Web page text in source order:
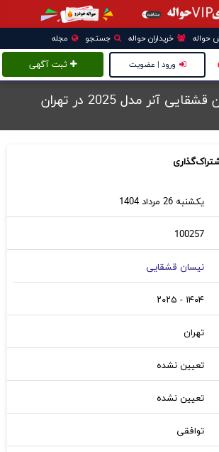
حواله خریداران حواله جستجو مجله
ثبت آگهی ورود | عضویت
آنر مدل 2025 در تهران
یکشنبه 26 مرداد 1404
100257
نیسان قشقایی
۱۴۰۴ - ۲۰۲۵
تهران
تعیین نشده
تعیین نشده
توافقی